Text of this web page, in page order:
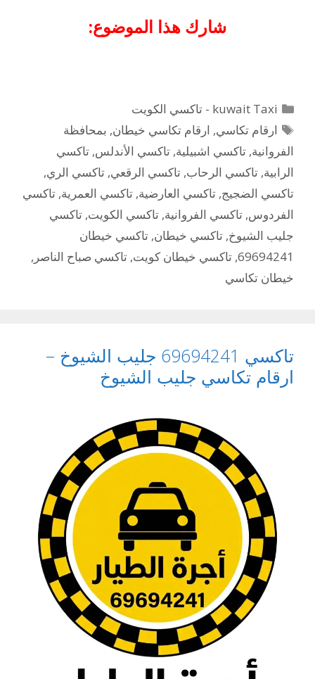
شارك هذا الموضوع:
التصنيفات
kuwait Taxi - تاكسي الكويت
الوسوم
ارقام تكاسي, ارقام تكاسي خيطان, بمحافظة
الفروانية, تاكسي اشبيلية, تاكسي الأندلس, تاكسي
الرابية, تاكسي الرحاب, تاكسي الرقعي, تاكسي الري,
تاكسي الضجيج, تاكسي العارضية, تاكسي العمرية, تاكسي
الفردوس, تاكسي الفروانية, تاكسي الكويت, تاكسي
جليب الشيوخ, تاكسي خيطان, تاكسي خيطان
69694241
, تاكسي خيطان كويت, تاكسي صباح الناصر ,
خيطان تكاسي
تاكسي 69694241 جليب الشيوخ –
ارقام تكاسي جليب الشيوخ